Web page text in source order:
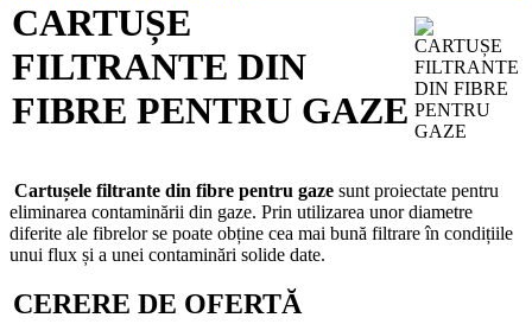
CARTUȘE
FILTRANTE DIN
FIBRE PENTRU GAZE
Cartușele filtrante din fibre pentru gaze sunt proiectate pentru
eliminarea contaminării din gaze. Prin utilizarea unor diametre
diferite ale fibrelor se poate obține cea mai bună filtrare în condițiile
unui flux și a unei contaminări solide date.
CERERE DE OFERTĂ